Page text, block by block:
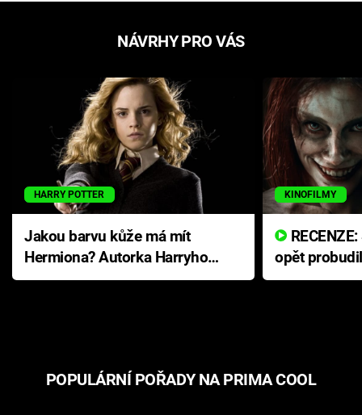
NÁVRHY PRO VÁS
HARRY POTTER
Jakou barvu kůže má mít
Hermiona? Autorka Harryho
Pottera přišla s ráznou
KINOFILMY
opět
přichází s
POPULÁRNÍ POŘADY NA PRIMA COOL